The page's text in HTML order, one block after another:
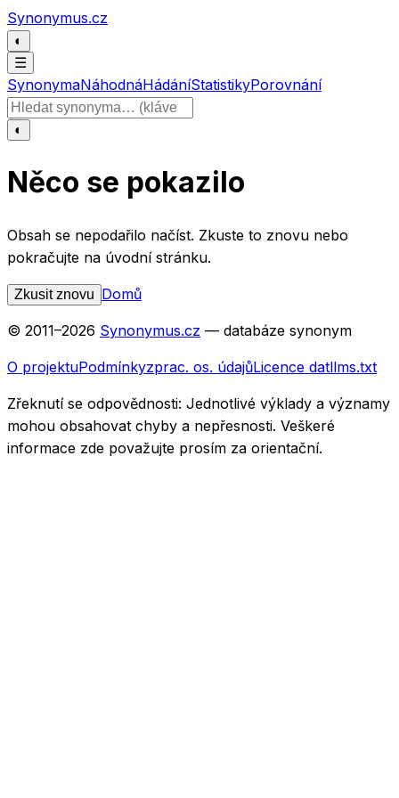
Přeskočit na obsah
Synonymus.cz
◐
☰
SynonymaNáhodnáHádáníStatistikyPorovnání
Hledat slovo
◐
Něco se pokazilo
Obsah se nepodařilo načíst. Zkuste to znovu nebo
pokračujte na úvodní stránku.
Zkusit znovu Domů
© 2011–2026 Synonymus.cz — databáze synonym
O projektuPodmínkyzprac. os. údajůLicence datllms.txt
Zřeknutí se odpovědnosti: Jednotlivé výklady a významy
mohou obsahovat chyby a nepřesnosti. Veškeré
informace zde považujte prosím za orientační.